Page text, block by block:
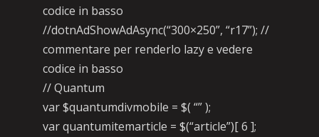
codice in basso
//dotnAdShowAdAsync(“300×250”, “r17”); //
commentare per renderlo lazy e vedere
codice in basso
// Quantum
var $quantumdivmobile = $( “” );
var quantumitemarticle = $(“article”)[ 6 ];